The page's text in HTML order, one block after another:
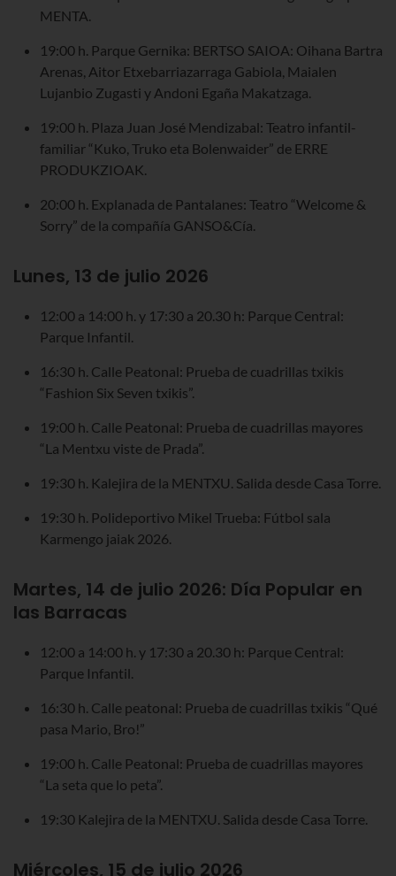
MENTA.
19:00 h. Parque Gernika: BERTSO SAIOA: Oihana Bartra
Arenas, Aitor Etxebarriazarraga Gabiola, Maialen
Lujanbio Zugasti y Andoni Egaña Makatzaga.
19:00 h. Plaza Juan José Mendizabal: Teatro infantil-
familiar “Kuko, Truko eta Bolenwaider” de ERRE
PRODUKZIOAK.
20:00 h. Explanada de Pantalanes: Teatro “Welcome &
Sorry” de la compañía GANSO&Cía.
Lunes, 13 de julio 2026
12:00 a 14:00 h. y 17:30 a 20.30 h: Parque Central:
Parque Infantil.
16:30 h. Calle Peatonal: Prueba de cuadrillas txikis
“Fashion Six Seven txikis”.
19:00 h. Calle Peatonal: Prueba de cuadrillas mayores
“La Mentxu viste de Prada”.
19:30 h. Kalejira de la MENTXU. Salida desde Casa Torre.
19:30 h. Polideportivo Mikel Trueba: Fútbol sala
Karmengo jaiak 2026.
Martes, 14 de julio 2026: Día Popular en
las Barracas
12:00 a 14:00 h. y 17:30 a 20.30 h: Parque Central:
Parque Infantil.
16:30 h. Calle peatonal: Prueba de cuadrillas txikis “Qué
pasa Mario, Bro!”
19:00 h. Calle Peatonal: Prueba de cuadrillas mayores
“La seta que lo peta”.
19:30 Kalejira de la MENTXU. Salida desde Casa Torre.
Miércoles, 15 de julio 2026